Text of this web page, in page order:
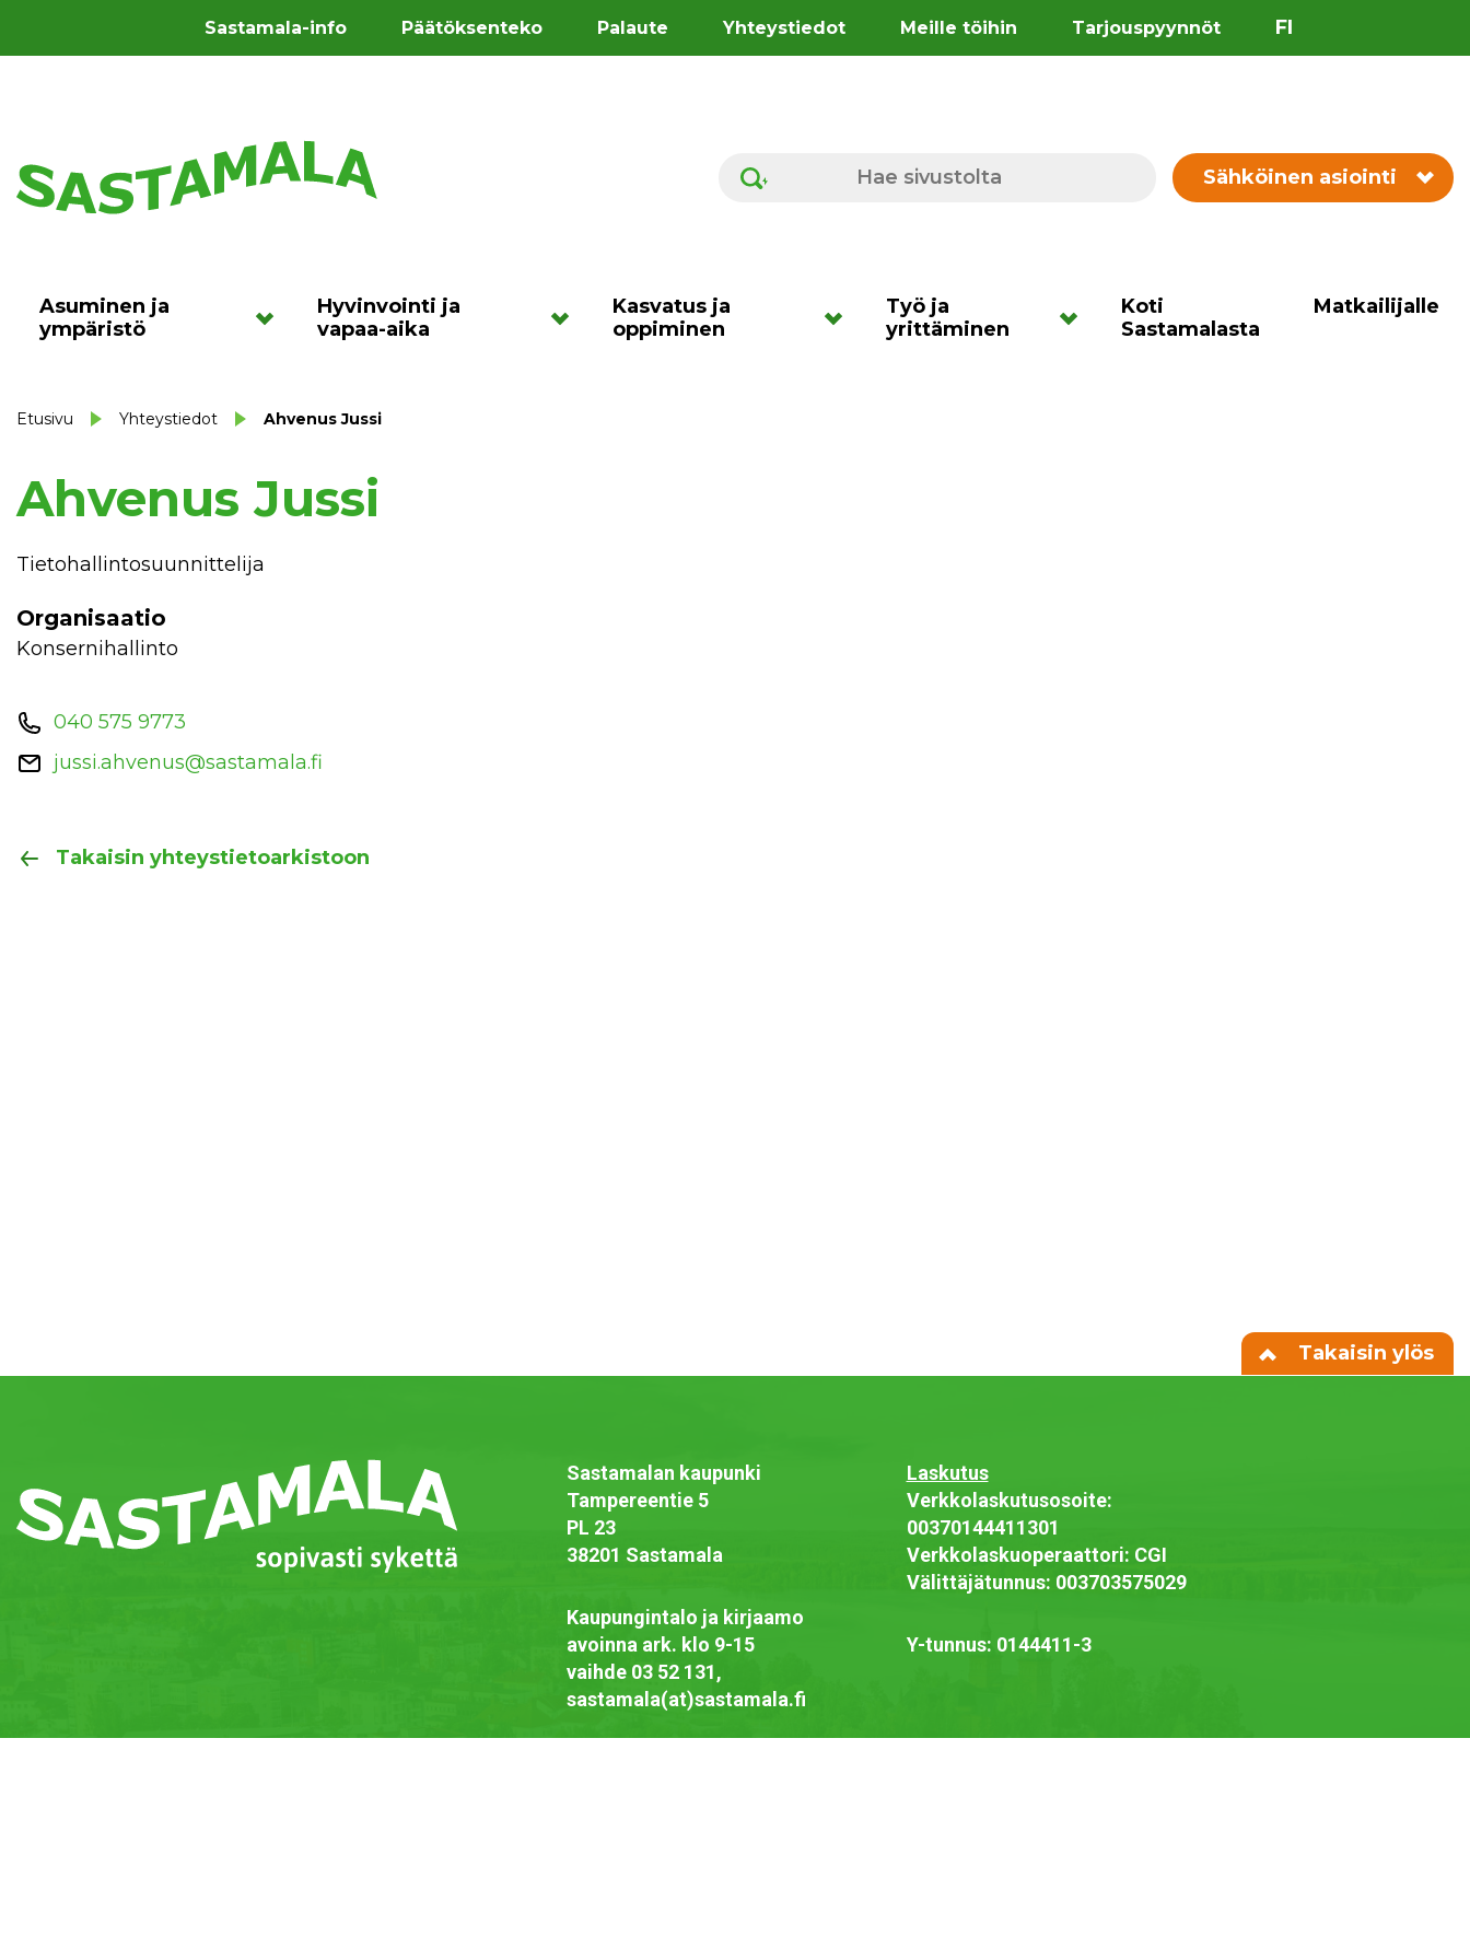
Sastamala-info Päätöksenteko Palaute Yhteystiedot Meille töihin Tarjouspyynnöt FI
Hae sivustolta Sähköinen asiointi
Asuminen ja
ympäristö
Hyvinvointi ja
vapaa-aika
Kasvatus ja
oppiminen
Työ ja
yrittäminen
Koti
Sastamalasta
Matkailijalle
Etusivu Yhteystiedot Ahvenus Jussi
Ahvenus Jussi
Tietohallintosuunnittelija
Organisaatio
Konsernihallinto
040 575 9773
jussi.ahvenus@sastamala.fi
Takaisin yhteystietoarkistoon
Takaisin ylös
Sastamalan kaupunki
Tampereentie 5
PL 23
38201 Sastamala
Kaupungintalo ja kirjaamo
avoinna ark. klo 9-15
vaihde 03 52 131,
sastamala(at)sastamala.fi
Laskutus
Verkkolaskutusosoite:
00370144411301
Verkkolaskuoperaattori: CGI
Välittäjätunnus: 003703575029
Y-tunnus: 0144411-3